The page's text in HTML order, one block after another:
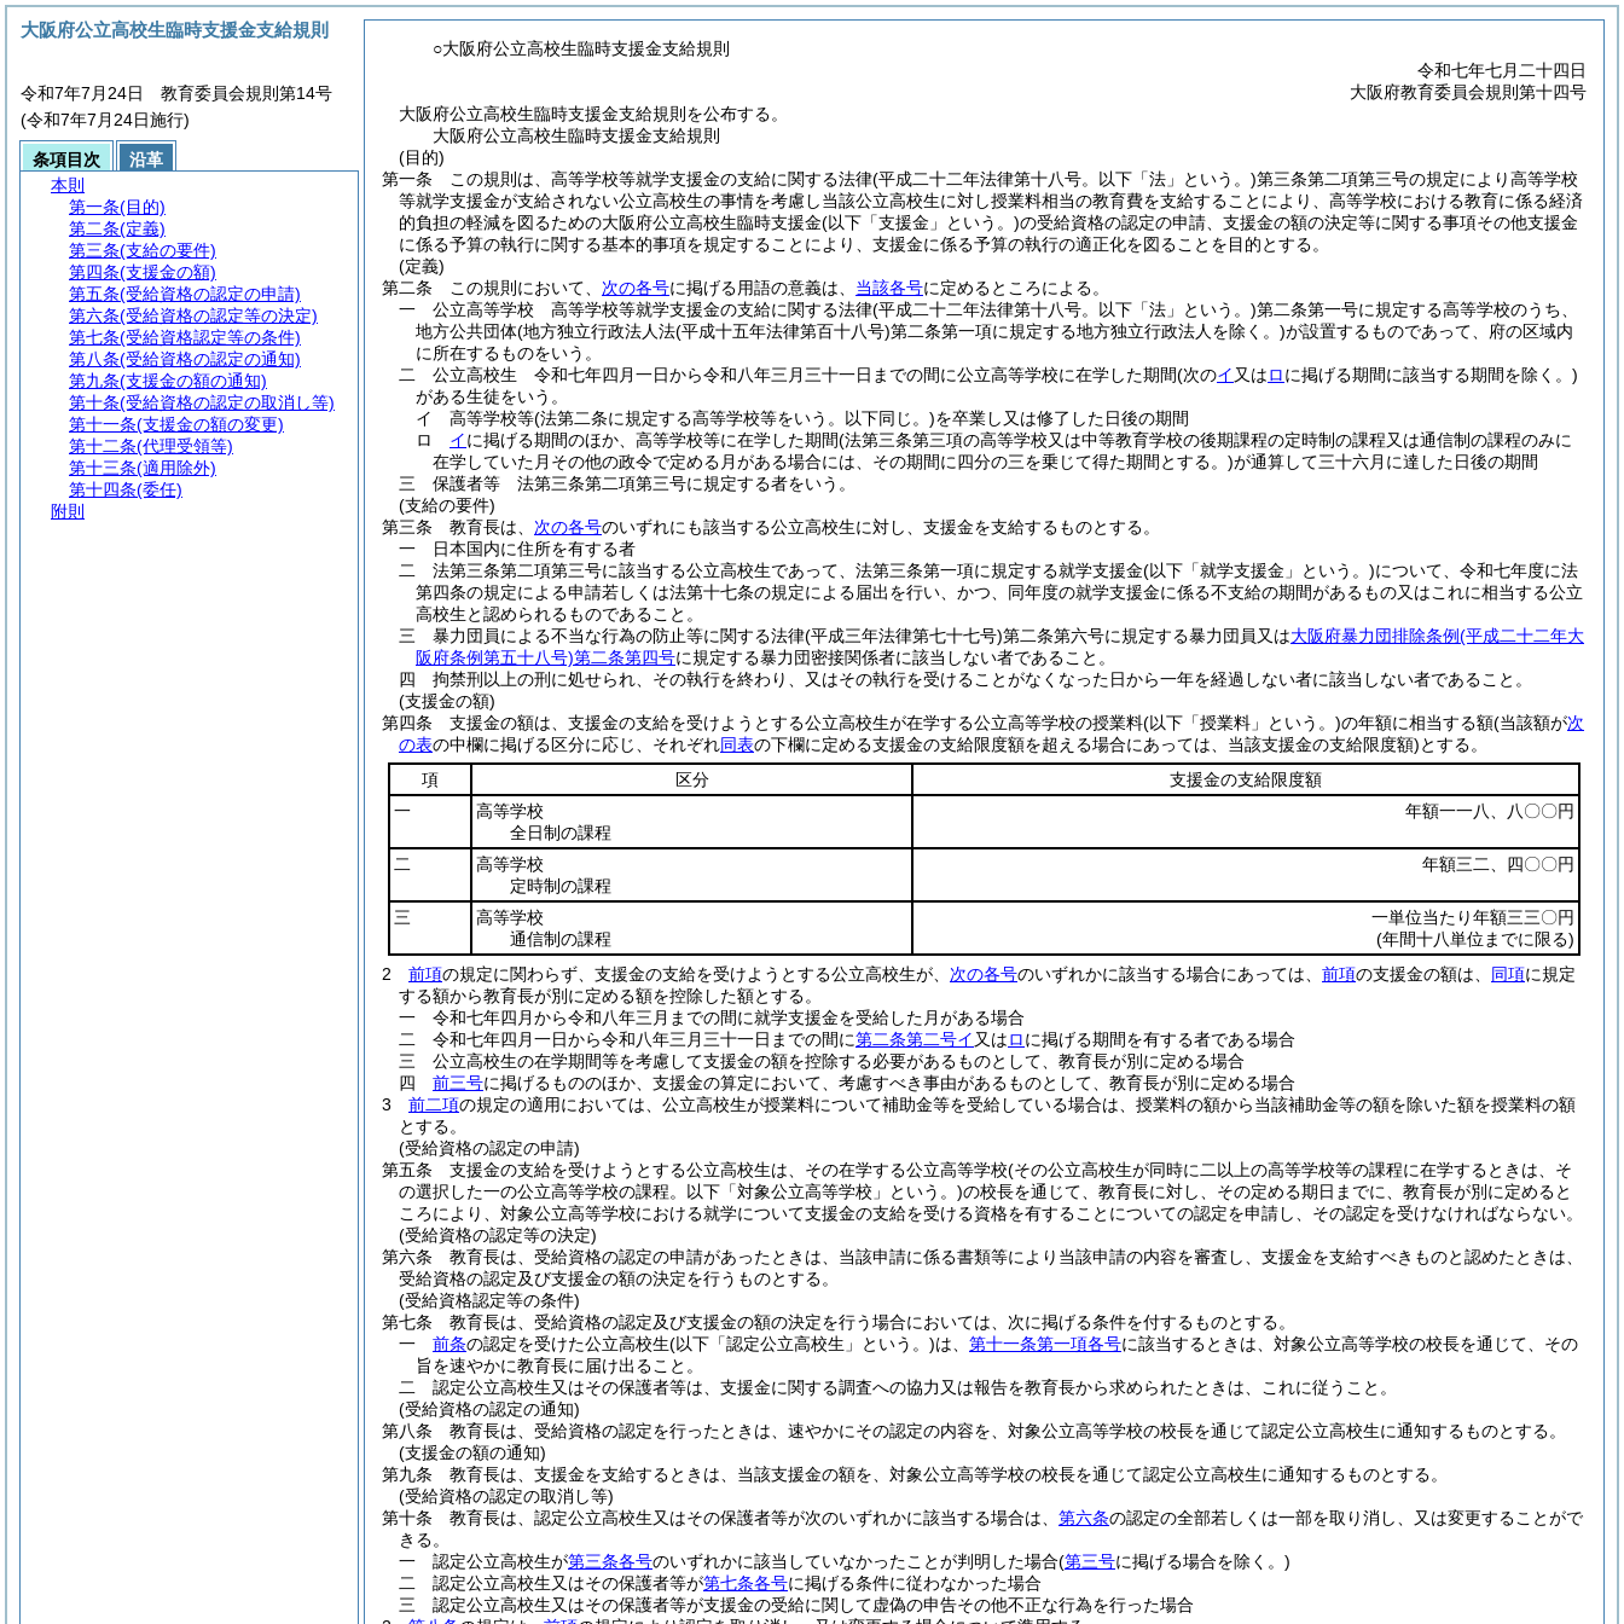
○大阪府公立高校生臨時支援金支給規則
令和七年七月二十四日
大阪府教育委員会規則第十四号
大阪府公立高校生臨時支援金支給規則を公布する。
大阪府公立高校生臨時支援金支給規則
(目的)
第一条
この規則は、高等学校等就学支援金の支給に関する法律(平成二十二年法律第十八号。以下「法」という。)第三条第二項第三号の規定により高等学校
等就学支援金が支給されない公立高校生の事情を考慮し当該公立高校生に対し授業料相当の教育費を支給することにより、高等学校における教育に係る経済
的負担の軽減を図るための大阪府公立高校生臨時支援金(以下「支援金」という。)の受給資格の認定の申請、支援金の額の決定等に関する事項その他支援金
に係る予算の執行に関する基本的事項を規定することにより、支援金に係る予算の執行の適正化を図ることを目的とする。
(定義)
第二条
この規則において、 次の各号に掲げる用語の意義は、 当該各号に定めるところによる。
一
公立高等学校 高等学校等就学支援金の支給に関する法律(平成二十二年法律第十八号。以下「法」という。)第二条第一号に規定する高等学校のうち、
地方公共団体(地方独立行政法人法(平成十五年法律第百十八号)第二条第一項に規定する地方独立行政法人を除く。)が設置するものであって、府の区域内
に所在するものをいう。
二
公立高校生 令和七年四月一日から令和八年三月三十一日までの間に公立高等学校に在学した期間(次のイ 又はロに掲げる期間に該当する期間を除く。)
がある生徒をいう。
イ
高等学校等(法第二条に規定する高等学校等をいう。以下同じ。)を卒業し又は修了した日後の期間
ロ
イに掲げる期間のほか、高等学校等に在学した期間(法第三条第三項の高等学校又は中等教育学校の後期課程の定時制の課程又は通信制の課程のみに
在学していた月その他の政令で定める月がある場合には、その期間に四分の三を乗じて得た期間とする。)が通算して三十六月に達した日後の期間
三
保護者等 法第三条第二項第三号に規定する者をいう。
(支給の要件)
第三条
教育長は、 次の各号のいずれにも該当する公立高校生に対し、支援金を支給するものとする。
一
日本国内に住所を有する者
二
法第三条第二項第三号に該当する公立高校生であって、法第三条第一項に規定する就学支援金(以下「就学支援金」という。)について、令和七年度に法
第四条の規定による申請若しくは法第十七条の規定による届出を行い、かつ、同年度の就学支援金に係る不支給の期間があるもの又はこれに相当する公立
高校生と認められるものであること。
三
暴力団員による不当な行為の防止等に関する法律(平成三年法律第七十七号)第二条第六号に規定する暴力団員又は大阪府暴力団排除条例(平成二十二年大
阪府条例第五十八号)第二条第四号に規定する暴力団密接関係者に該当しない者であること。
四
拘禁刑以上の刑に処せられ、その執行を終わり、又はその執行を受けることがなくなった日から一年を経過しない者に該当しない者であること。
(支援金の額)
第四条
支援金の額は、支援金の支給を受けようとする公立高校生が在学する公立高等学校の授業料(以下「授業料」という。)の年額に相当する額(当該額が次
の表の中欄に掲げる区分に応じ、それぞれ同表の下欄に定める支援金の支給限度額を超える場合にあっては、当該支援金の支給限度額)とする。
項
区分
支援金の支給限度額
一
高等学校
全日制の課程
年額一一八、八〇〇円
二
高等学校
定時制の課程
年額三二、四〇〇円
三
高等学校
通信制の課程
一単位当たり年額三三〇円
(年間十八単位までに限る)
2
前項の規定に関わらず、支援金の支給を受けようとする公立高校生が、 次の各号のいずれかに該当する場合にあっては、 前項の支援金の額は、 同項に規定
する額から教育長が別に定める額を控除した額とする。
一
令和七年四月から令和八年三月までの間に就学支援金を受給した月がある場合
二
令和七年四月一日から令和八年三月三十一日までの間に第二条第二号イ 又はロに掲げる期間を有する者である場合
三
公立高校生の在学期間等を考慮して支援金の額を控除する必要があるものとして、教育長が別に定める場合
四
前三号に掲げるもののほか、支援金の算定において、考慮すべき事由があるものとして、教育長が別に定める場合
3
前二項の規定の適用においては、公立高校生が授業料について補助金等を受給している場合は、授業料の額から当該補助金等の額を除いた額を授業料の額
とする。
(受給資格の認定の申請)
第五条
支援金の支給を受けようとする公立高校生は、その在学する公立高等学校(その公立高校生が同時に二以上の高等学校等の課程に在学するときは、そ
の選択した一の公立高等学校の課程。以下「対象公立高等学校」という。)の校長を通じて、教育長に対し、その定める期日までに、教育長が別に定めると
ころにより、対象公立高等学校における就学について支援金の支給を受ける資格を有することについての認定を申請し、その認定を受けなければならない。
(受給資格の認定等の決定)
第六条
教育長は、受給資格の認定の申請があったときは、当該申請に係る書類等により当該申請の内容を審査し、支援金を支給すべきものと認めたときは、
受給資格の認定及び支援金の額の決定を行うものとする。
(受給資格認定等の条件)
第七条
教育長は、受給資格の認定及び支援金の額の決定を行う場合においては、次に掲げる条件を付するものとする。
一
前条の認定を受けた公立高校生(以下「認定公立高校生」という。)は、 第十一条第一項各号に該当するときは、対象公立高等学校の校長を通じて、その
旨を速やかに教育長に届け出ること。
二
認定公立高校生又はその保護者等は、支援金に関する調査への協力又は報告を教育長から求められたときは、これに従うこと。
(受給資格の認定の通知)
第八条
教育長は、受給資格の認定を行ったときは、速やかにその認定の内容を、対象公立高等学校の校長を通じて認定公立高校生に通知するものとする。
(支援金の額の通知)
第九条
教育長は、支援金を支給するときは、当該支援金の額を、対象公立高等学校の校長を通じて認定公立高校生に通知するものとする。
(受給資格の認定の取消し等)
第十条
教育長は、認定公立高校生又はその保護者等が次のいずれかに該当する場合は、 第六条の認定の全部若しくは一部を取り消し、又は変更することがで
きる。
一
認定公立高校生が第三条各号のいずれかに該当していなかったことが判明した場合(第三号に掲げる場合を除く。)
二
認定公立高校生又はその保護者等が第七条各号に掲げる条件に従わなかった場合
三
認定公立高校生又はその保護者等が支援金の受給に関して虚偽の申告その他不正な行為を行った場合
大阪府公立高校生臨時支援金支給規則
令和7年7月24日 教育委員会規則第14号
(令和7年7月24日施行)
条項目次
沿革
本則
第一条(目的)
第二条(定義)
第三条(支給の要件)
第四条(支援金の額)
第五条(受給資格の認定の申請)
第六条(受給資格の認定等の決定)
第七条(受給資格認定等の条件)
第八条(受給資格の認定の通知)
第九条(支援金の額の通知)
第十条(受給資格の認定の取消し等)
第十一条(支援金の額の変更)
第十二条(代理受領等)
第十三条(適用除外)
第十四条(委任)
附則